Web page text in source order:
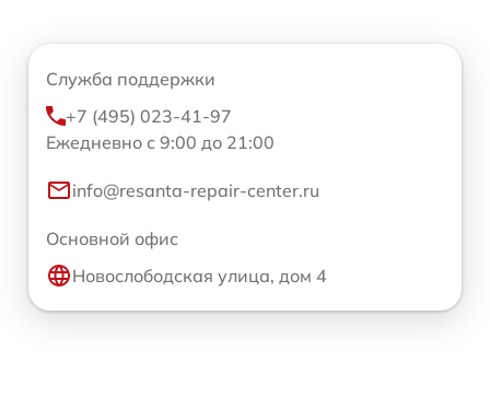
Служба поддержки
+7 (495) 023-41-97
Ежедневно с 9:00 до 21:00
info@resanta-repair-center.ru
Основной офис
Новослободская улица, дом 4